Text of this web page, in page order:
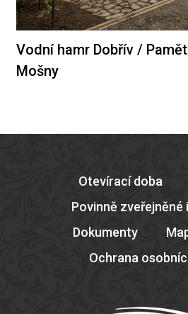
Vodní hamr Dobřív /
Mošny
Otevírací doba
Povinně
Dokumenty
Ochrana